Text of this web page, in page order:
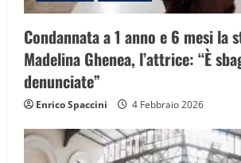
Condannata a 1 anno e 6 mesi la
Madelina Ghenea, l’attrice: “È
denunciate”
Enrico Spaccini 4 Febbraio 2026